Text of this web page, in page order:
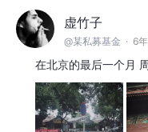
虚竹子
@某私募基金 · 6
在北京的最后一个月